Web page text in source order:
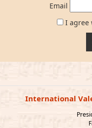
Email
I agree
International